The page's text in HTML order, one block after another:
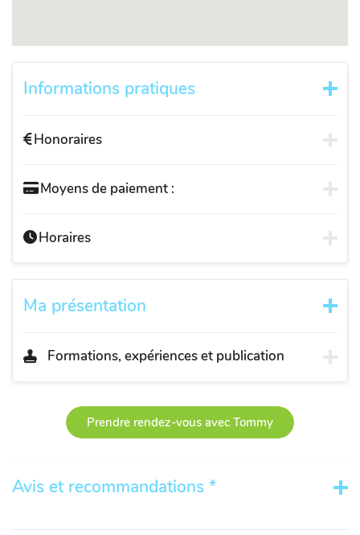
Informations pratiques
Honoraires
Moyens de paiement :
Horaires
Ma présentation
Formations, expériences et publication
Prendre rendez-vous avec Tommy
Avis et recommandations *